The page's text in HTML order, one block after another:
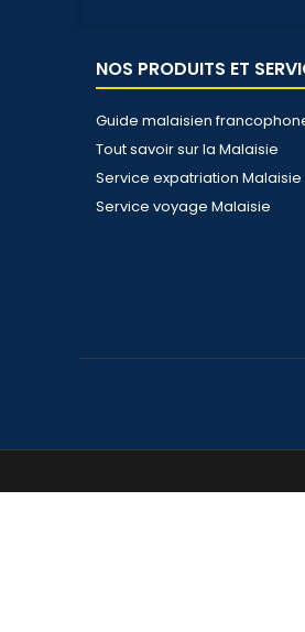
NOS PRODUITS ET
Guide malaisien
Tout savoir sur la Malaisie
Service expatriation Malaisie
Service voyage Malaisie